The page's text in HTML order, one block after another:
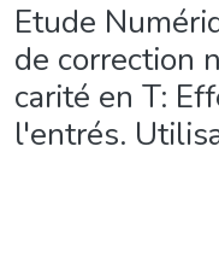
Etude
de correction
carité en T:
l'entrés.